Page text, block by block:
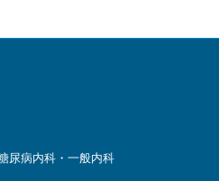
尿病内科・一般内科